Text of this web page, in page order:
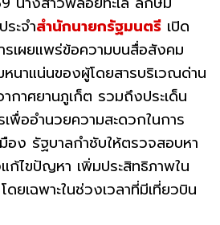
ะจำสำนักนายกรัฐมนตรี เปิด
เผยแพร่ข้อความบนสื่อสังคม
นาแน่นของผู้โดยสารบริเวณด่าน
กาศยานภูเก็ต รวมถึงประเด็น
เพื่ออำนวยความสะดวกในการ
อง รัฐบาลกำชับให้ตรวจสอบหา
ก้ไขปัญหา เพิ่มประสิทธิภาพใน
ยเฉพาะในช่วงเวลาที่มีเที่ยวบิน